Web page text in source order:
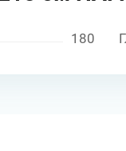
180